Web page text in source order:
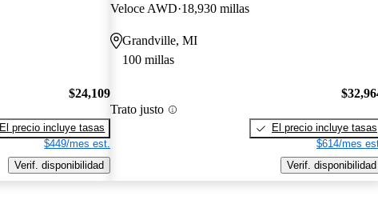
$24,109
El precio incluye tasas
$449/mes est.
Verif. disponibilidad
Veloce AWD 18,930 millas
Grandville, MI
100 millas
Trato justo
El precio incluye tasas
$614/mes
Verif. disponibilidad